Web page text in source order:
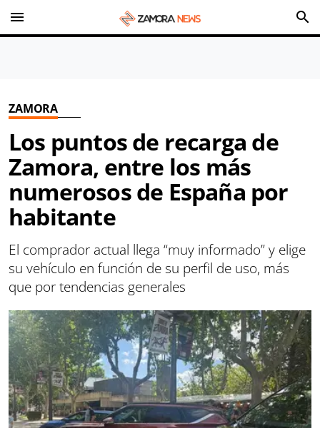
menu search
ZAMORA
Los puntos de recarga de
Zamora, entre los más
numerosos de España por
habitante
El comprador actual llega “muy informado” y elige
su vehículo en función de su perfil de uso, más
que por tendencias generales